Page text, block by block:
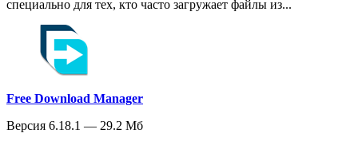
специально для тех, кто часто загружает файлы из...
Free Download Manager
Версия 6.18.1 — 29.2 Мб